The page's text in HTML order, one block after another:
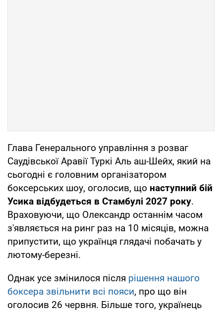
Глава Генерального управління з розваг
Саудівської Аравії Туркі Аль аш-Шейх, який на
сьогодні є головним організатором
боксерських шоу, оголосив, що наступний бій
Усика відбудеться в Стамбулі 2027 року.
Враховуючи, що Олександр останнім часом
з'являється на ринг раз на 10 місяців, можна
припустити, що українця глядачі побачать у
лютому-березні.
Однак усе змінилося після рішення нашого
боксера звільнити всі пояси, про що він
оголосив 26 червня. Більше того, українець